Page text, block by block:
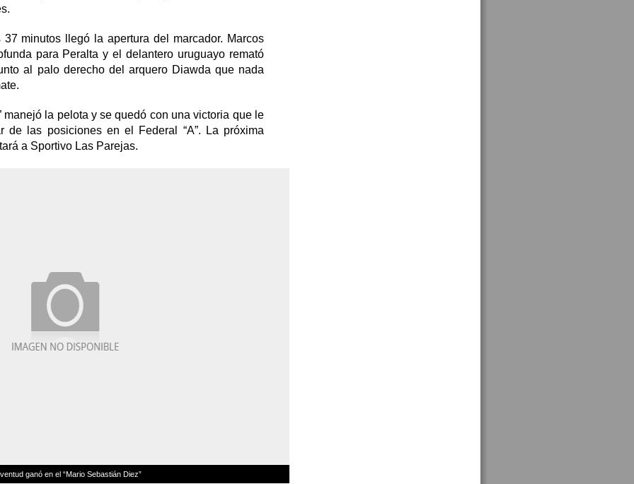
minutos llegó la apertura del marcador. Marcos
para Peralta y el delantero uruguayo remató
al palo derecho del arquero Diawda que nada
manejó la pelota y se quedó con una victoria que le
de las posiciones en el Federal “A”. La próxima
a Sportivo Las Parejas.
ganó en el “Mario Sebastián Diez”